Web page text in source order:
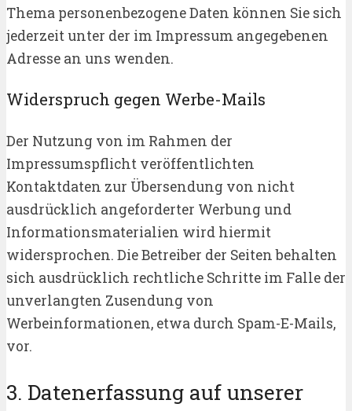
Thema personenbezogene Daten können Sie sich
jederzeit unter der im Impressum angegebenen
Adresse an uns wenden.
Widerspruch gegen Werbe-Mails
Der Nutzung von im Rahmen der
Impressumspflicht veröffentlichten
Kontaktdaten zur Übersendung von nicht
ausdrücklich angeforderter Werbung und
Informationsmaterialien wird hiermit
widersprochen. Die Betreiber der Seiten behalten
sich ausdrücklich rechtliche Schritte im Falle der
unverlangten Zusendung von
Werbeinformationen, etwa durch Spam-E-Mails,
vor.
3. Datenerfassung auf unserer